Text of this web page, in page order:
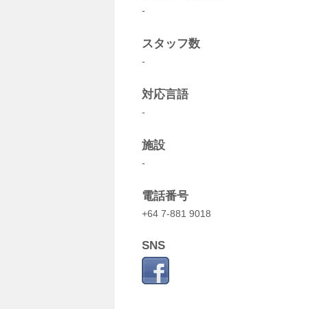
-
スタッフ数
-
対応言語
-
施設
-
電話番号
+64 7-881 9018
SNS